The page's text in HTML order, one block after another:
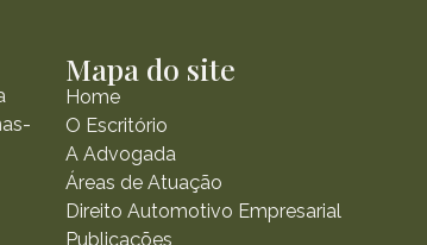
Mapa do site
Home
O Escritório
A Advogada
Áreas de Atuação
Direito Automotivo Empresarial
Publicações